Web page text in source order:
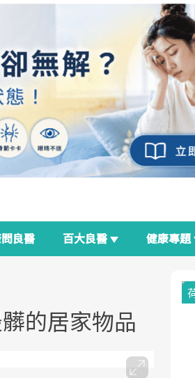
良醫 百大良醫 健康專題
的居家物品